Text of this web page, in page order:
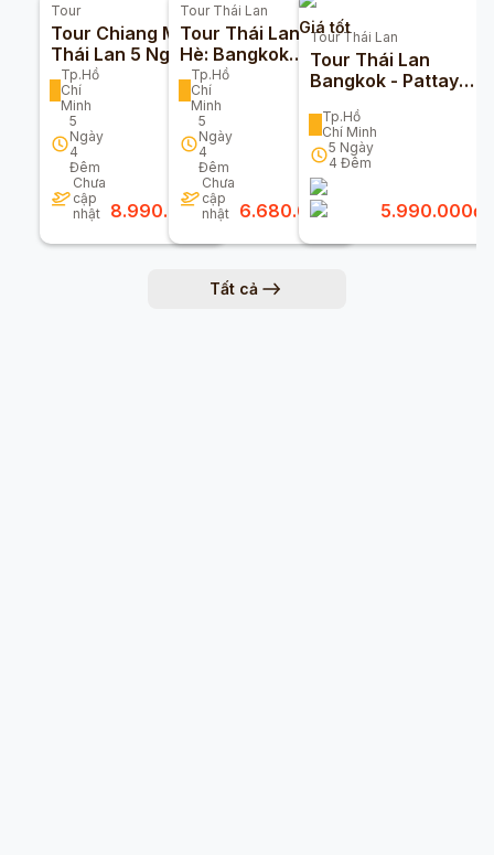
Tour
Tour Chiang Mai
Thái Lan 5 Ngày 4
Đêm Khởi Hành Từ
Tphcm
Tp.Hồ
Chí
Minh
5
Ngày
4
Đêm
Chưa
cập
nhật
8.990.000đ
Tour Thái Lan
Tour Thái Lan Mùa
Hè: Bangkok
Pattaya 5n4d -
Bay Vietjet Và
Airasia
Tp.Hồ
Chí
Minh
5
Ngày
4
Đêm
Chưa
cập
nhật
6.680.000
Giá tốt
TourThái Lan
Tour Thái Lan
Bangkok - Pattaya
Tp.Hồ
Chí Minh
5 Ngày
4 Đêm
5.990.000đ
Tất cả